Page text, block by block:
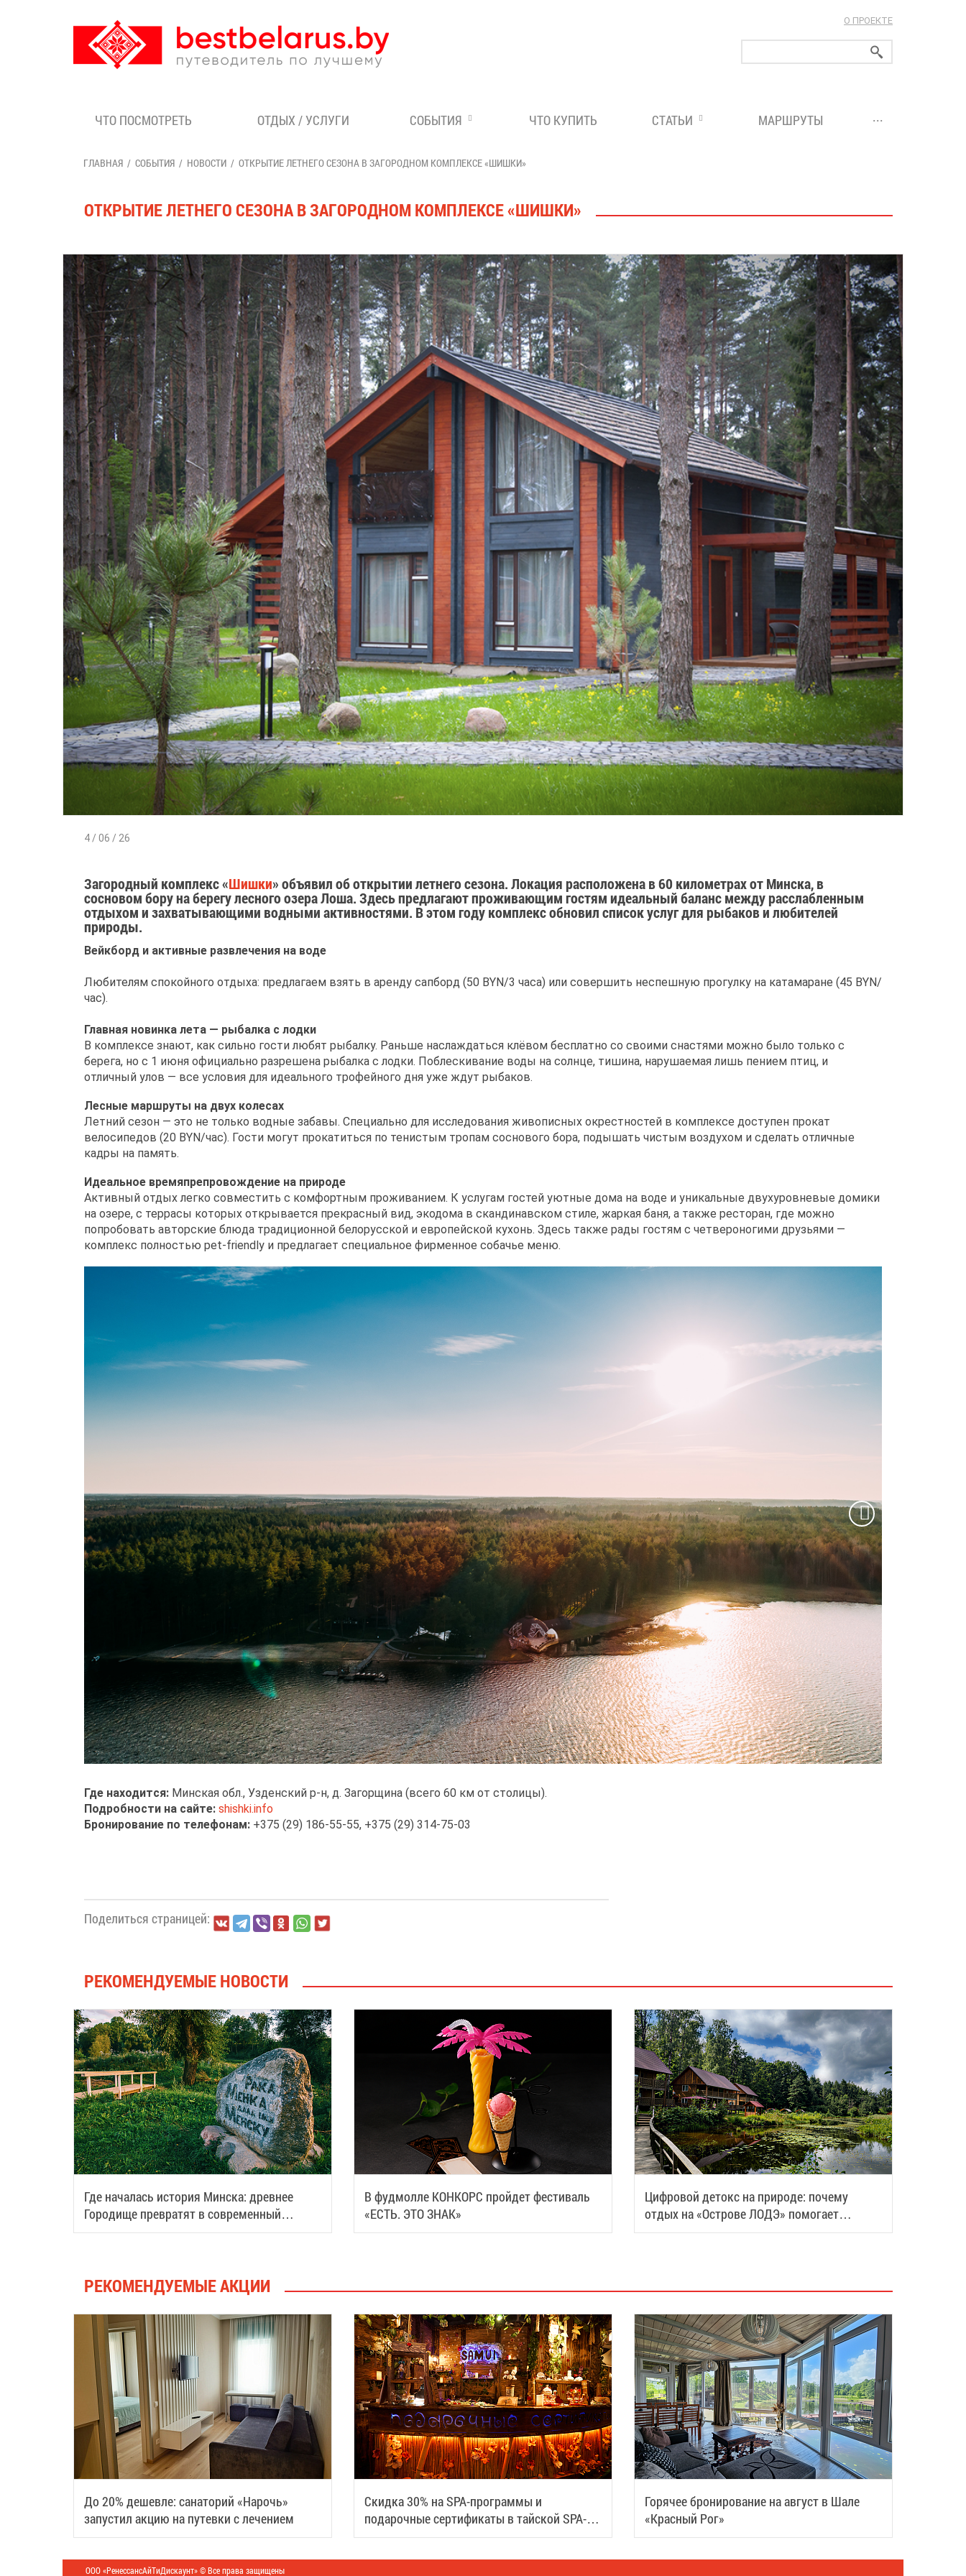
О ПРОЕКТЕ
ЧТО ПОСМОТРЕТЬ ОТДЫХ / УСЛУГИ СОБЫТИЯ ЧТО КУПИТЬ СТАТЬИ МАРШРУТЫ ...
ГЛАВНАЯ СОБЫТИЯ НОВОСТИ ОТКРЫТИЕ ЛЕТНЕГО СЕЗОНА В ЗАГОРОДНОМ КОМПЛЕКСЕ «ШИШКИ»
ОТКРЫТИЕ ЛЕТНЕГО СЕЗОНА В ЗАГОРОДНОМ КОМПЛЕКСЕ «ШИШКИ»
4 / 06 / 26
Загородный комплекс «Шишки» объявил об открытии летнего сезона. Локация расположена в 60 километрах от Минска, в
сосновом бору на берегу лесного озера Лоша. Здесь предлагают проживающим гостям идеальный баланс между расслабленным
отдыхом и захватывающими водными активностями. В этом году комплекс обновил список услуг для рыбаков и любителей
природы.
Вейкборд и активные развлечения на воде
Любителям спокойного отдыха: предлагаем взять в аренду сапборд (50 BYN/3 часа) или совершить неспешную прогулку на катамаране (45 BYN/
час).
Главная новинка лета — рыбалка с лодки
В комплексе знают, как сильно гости любят рыбалку. Раньше наслаждаться клёвом бесплатно со своими снастями можно было только с
берега, но с 1 июня официально разрешена рыбалка с лодки. Поблескивание воды на солнце, тишина, нарушаемая лишь пением птиц, и
отличный улов — все условия для идеального трофейного дня уже ждут рыбаков.
Лесные маршруты на двух колесах
Летний сезон — это не только водные забавы. Специально для исследования живописных окрестностей в комплексе доступен прокат
велосипедов (20 BYN/час). Гости могут прокатиться по тенистым тропам соснового бора, подышать чистым воздухом и сделать отличные
кадры на память.
Идеальное времяпрепровождение на природе
Активный отдых легко совместить с комфортным проживанием. К услугам гостей уютные дома на воде и уникальные двухуровневые домики
на озере, с террасы которых открывается прекрасный вид, экодома в скандинавском стиле, жаркая баня, а также ресторан, где можно
попробовать авторские блюда традиционной белорусской и европейской кухонь. Здесь также рады гостям с четвероногими друзьями —
комплекс полностью pet-friendly и предлагает специальное фирменное собачье меню.
Где находится: Минская обл., Узденский р-н, д. Загорщина (всего 60 км от столицы).
Подробности на сайте: shishki.info
Бронирование по телефонам: +375 (29) 186-55-55, +375 (29) 314-75-03
Поделиться страницей:
РЕКОМЕНДУЕМЫЕ НОВОСТИ
Где началась история Минска: древнее
Городище превратят в современный
туристический центр
В фудмолле КОНКОРС пройдет фестиваль
«ЕСТЬ. ЭТО ЗНАК»
Цифровой детокс на природе: почему
отдых на «Острове ЛОДЭ» помогает
восстановить силы
РЕКОМЕНДУЕМЫЕ АКЦИИ
До 20% дешевле: санаторий «Нарочь»
запустил акцию на путевки с лечением
Скидка 30% на SPA-программы и
подарочные сертификаты в тайской SPA-
деревне Samui
Горячее бронирование на август в Шале
«Красный Рог»
ООО «РенессансАйТиДискаунт» © Все права защищены